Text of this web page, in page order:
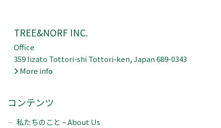
TREE&NORF INC.
Office
359 Iizato Tottori-shi Tottori-ken, Japan 689-0343
More info
コンテンツ
私たちのこと – About Us